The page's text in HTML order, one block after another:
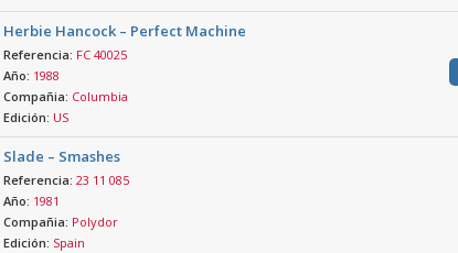
Herbie Hancock – Perfect Machine
Referencia: FC 40025
Año: 1988
Compañia: Columbia
Edición: US
Slade – Smashes
Referencia: 23 11 085
Año: 1981
Compañia: Polydor
Edición: Spain